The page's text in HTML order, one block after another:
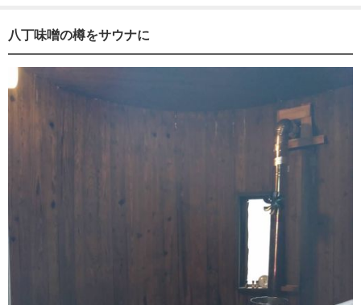
八丁味噌の樽をサウナに